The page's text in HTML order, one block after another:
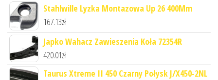
Stahlwille Lyzka Montazowa Up 26 400Mm
167.13zł
Japko Wahacz Zawieszenia Koła 72354R
420.01zł
Taurus Xtreme II 450 Czarny Połysk J/X450-2NL